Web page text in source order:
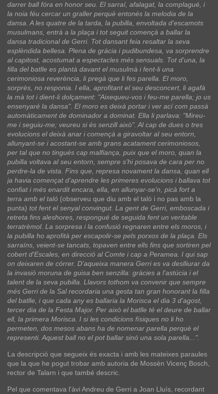
darrer ball fóra en honor seu. El sarraí, afalagat, la complagué, i
la noia féu cercar un graller perquè entonés la melodia de la
dansa. A les quatre de la tarda, la pubilla, envoltada d'escamots
musulmans, entrà a la plaça i tot seguit començà a ballar la
dansa tradicional de Gerri. Tot dansant feia resaltar la seva
esplèndida bellesa. Plena de gràcia i pudibundesa, va sorprendre
al capitost, acostumat a espectacles més sensuals. Tot d'una, la
filla del batlle es plantà davant el musulmà i fent-li una
cerimoniosa reverència, li pregà que li fes parella. El moro,
sorprès, no responia. I ella, aprofitant el seu desconcert, li agafà
la mà tot i dient-li dolçament: "Aixequeu-vos i feu-me parella; jo us
ensenyaré la dansa". El moro es deixà portar i ver ací com passà
automàticament de dominador a dominat. Ella li parlava: "Mireu-
me i seguiu-me; veureu si és senzill això". Al cap de dues o tres
evolucions el deixà anar i començà a giravoltar al seu entorn,
allunyant-se i acostant-se amb grans acatament cerimoniosos,
per tal que no tingués cap malfiança, puix que el moro, quan la
pubilla voltava al seu entorn, sempre s'hi posava de cara per no
perdre-la de vista. Fins que, represa novament la dansa, quan ell
ja havia començat d'aprendre les primeres evolucions i ballava tot
confiat i més enardit encara, ella, en allunyar-se'n, picà fort a
terra amb el taló (observeu que diu amb el taló i no pas amb la
punta) tot fent el senyal convingut. La gent de Gerri, emboscada i
retreta fins aleshores, respongué de seguida fent un veritable
terratrèmol. La sorpresa i la confusió regnaren entre els moros, i
la pubilla ho aprofità per escapolir-se pels porxos de la plaça. Els
sarraïns, veient-se tancats, topaven entre ells fins que sortiren pel
cobert d'Escales, en direcció al Comte i cap a Peramea. I qui sap
on deixaren de córrer. D'aqueixa manera Gerri es va deslliurar da
la invasió moruna de guisa ben senzilla: gràcies a l'astúcia i el
talent de la seva pubilla. Llavors tothom va convenir que sempre
més Gerri de la Sal recordaria una gesta tan gran honorant la filla
del batlle, i que cada any es ballaria la Morisca el dia 3 d'agost,
tercer dia de la Festa Major. Per això el batlle té el deure de ballar
ell, la primera Morisca. I si les condicions físiques no li ho
permeten, dos mesos abans ha de nomenar parella perquè el
representi. Aquest ball no el pot ballar sinó una sola parella...".
La descripció que segueix és exacta i amb les mateixes paraules
que la que he pogut trobar amb autoria de Mossèn Vicenç Bosch,
rector de Talarn i que també descric.
Pel que comentava l'àvi Andreu de Gerri a Joan Lluís, recordant